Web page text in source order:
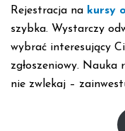
Rejestracja na kursy
szybka. Wystarczy
wybrać interesujący
zgłoszeniowy. Nauka
nie zwlekaj –